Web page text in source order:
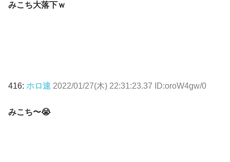
みこち大落下ｗ
416: ホロ速 2022/01/27(木) 22:31:23.37 ID:oroW4gw/0
みこち〜😭